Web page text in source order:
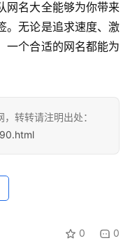
网名大全能够为你带来
。无论是追求速度、激
一个合适的网名都能为
转转请注明出处：
0 0